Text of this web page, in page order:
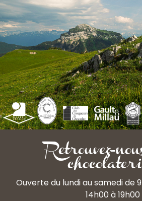
Retrouvez-
Ouverte du lundi au samedi de
14h00 à 19h00